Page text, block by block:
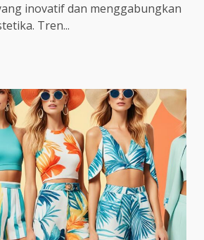
inovatif dan menggabungkan
Tren...